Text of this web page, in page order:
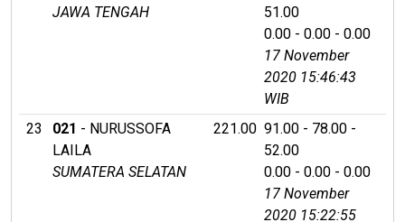
JAWA TENGAH
51.00
0.00 - 0.00 - 0.00
17 November
2020 15:46:43
WIB
23
021 - NURUSSOFA
LAILA
SUMATERA SELATAN
221.00 91.00 - 78.00 -
52.00
0.00 - 0.00 - 0.00
17 November
2020 15:22:55